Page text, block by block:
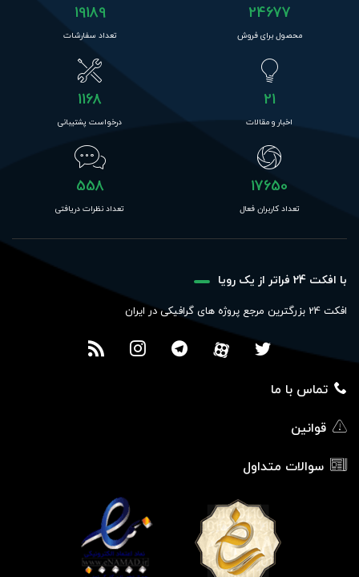
24677
محصول برای فروش
19189
تعداد سفارشات
21
اخبار و مقالات
1168
درخواست پشتیبانی
17650
تعداد کاربران فعال
558
تعداد نظرات دریافتی
با افکت 24 فراتر از یک رویا
افکت 24 بزرگترین مرجع پروژه های گرافیکی در ایران
تماس با ما
قوانین
سوالات متداول